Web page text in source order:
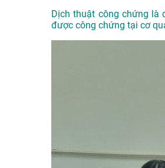
Dịch thuật công chứng là
được công chứng tại cơ